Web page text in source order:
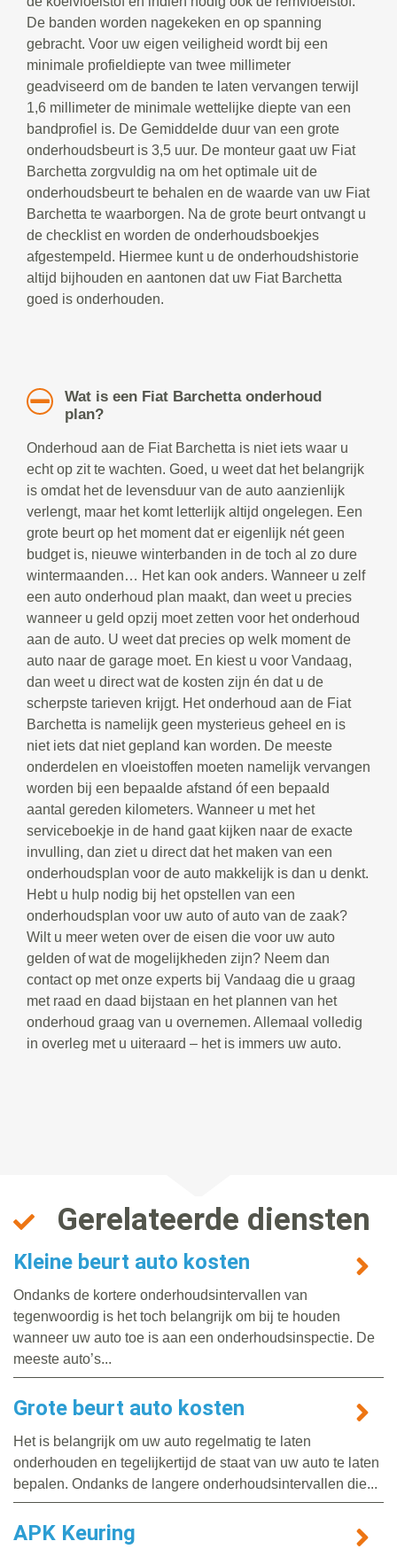
De banden worden nagekeken en op spanning
gebracht. Voor uw eigen veiligheid wordt bij een
minimale profieldiepte van twee millimeter
geadviseerd om de banden te laten vervangen terwijl
1,6 millimeter de minimale wettelijke diepte van een
bandprofiel is. De Gemiddelde duur van een grote
onderhoudsbeurt is 3,5 uur. De monteur gaat uw Fiat
Barchetta zorgvuldig na om het optimale uit de
onderhoudsbeurt te behalen en de waarde van uw Fiat
Barchetta te waarborgen. Na de grote beurt ontvangt u
de checklist en worden de onderhoudsboekjes
afgestempeld. Hiermee kunt u de onderhoudshistorie
altijd bijhouden en aantonen dat uw Fiat Barchetta
goed is onderhouden.
Wat is een Fiat Barchetta onderhoud
plan?
Onderhoud aan de Fiat Barchetta is niet iets waar u
echt op zit te wachten. Goed, u weet dat het belangrijk
is omdat het de levensduur van de auto aanzienlijk
verlengt, maar het komt letterlijk altijd ongelegen. Een
grote beurt op het moment dat er eigenlijk nét geen
budget is, nieuwe winterbanden in de toch al zo dure
wintermaanden… Het kan ook anders. Wanneer u zelf
een auto onderhoud plan maakt, dan weet u precies
wanneer u geld opzij moet zetten voor het onderhoud
aan de auto. U weet dat precies op welk moment de
auto naar de garage moet. En kiest u voor Vandaag,
dan weet u direct wat de kosten zijn én dat u de
scherpste tarieven krijgt. Het onderhoud aan de Fiat
Barchetta is namelijk geen mysterieus geheel en is
niet iets dat niet gepland kan worden. De meeste
onderdelen en vloeistoffen moeten namelijk vervangen
worden bij een bepaalde afstand óf een bepaald
aantal gereden kilometers. Wanneer u met het
serviceboekje in de hand gaat kijken naar de exacte
invulling, dan ziet u direct dat het maken van een
onderhoudsplan voor de auto makkelijk is dan u denkt.
Hebt u hulp nodig bij het opstellen van een
onderhoudsplan voor uw auto of auto van de zaak?
Wilt u meer weten over de eisen die voor uw auto
gelden of wat de mogelijkheden zijn? Neem dan
contact op met onze experts bij Vandaag die u graag
met raad en daad bijstaan en het plannen van het
onderhoud graag van u overnemen. Allemaal volledig
in overleg met u uiteraard – het is immers uw auto.
Gerelateerde diensten
Kleine beurt auto kosten
Ondanks de kortere onderhoudsintervallen van
tegenwoordig is het toch belangrijk om bij te houden
wanneer uw auto toe is aan een onderhoudsinspectie. De
meeste auto’s...
Grote beurt auto kosten
Het is belangrijk om uw auto regelmatig te laten
onderhouden en tegelijkertijd de staat van uw auto te laten
bepalen. Ondanks de langere onderhoudsintervallen die...
APK Keuring